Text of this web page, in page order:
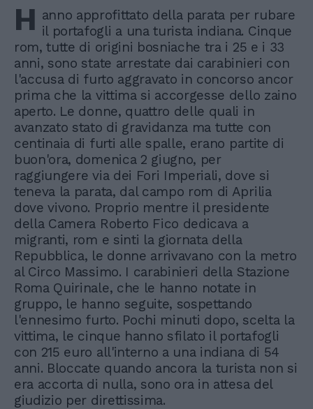
H anno approfittato della parata per rubare
il portafogli a una turista indiana. Cinque
rom, tutte di origini bosniache tra i 25 e i 33
anni, sono state arrestate dai carabinieri con
l'accusa di furto aggravato in concorso ancor
prima che la vittima si accorgesse dello zaino
aperto. Le donne, quattro delle quali in
avanzato stato di gravidanza ma tutte con
centinaia di furti alle spalle, erano partite di
buon'ora, domenica 2 giugno, per
raggiungere via dei Fori Imperiali, dove si
teneva la parata, dal campo rom di Aprilia
dove vivono. Proprio mentre il presidente
della Camera Roberto Fico dedicava a
migranti, rom e sinti la giornata della
Repubblica, le donne arrivavano con la metro
al Circo Massimo. I carabinieri della Stazione
Roma Quirinale, che le hanno notate in
gruppo, le hanno seguite, sospettando
l'ennesimo furto. Pochi minuti dopo, scelta la
vittima, le cinque hanno sfilato il portafogli
con 215 euro all'interno a una indiana di 54
anni. Bloccate quando ancora la turista non si
era accorta di nulla, sono ora in attesa del
giudizio per direttissima.